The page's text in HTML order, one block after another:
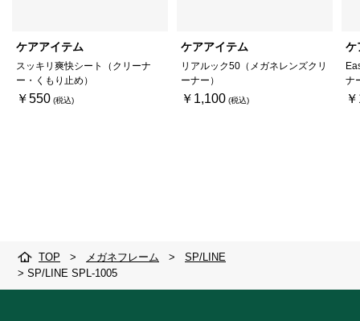
ケアアイテム
スッキリ爽快シート（クリーナ
ー・くもり止め）
￥550
ケアアイテム
リアルック50（メガネレンズクリ
ーナー）
￥1,100
ケ
ナ
TOP > メガネフレーム >
SP/LINE
> SP/LINE SPL-1005